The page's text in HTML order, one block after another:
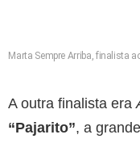
Marta Sempre Arriba, finalista
A outra finalista era
“Pajarito”, a